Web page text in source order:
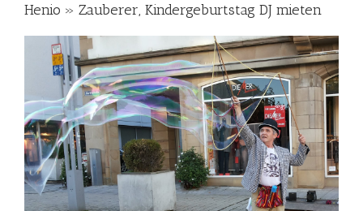
Henio » Zauberer, Kindergeburtstag DJ mieten